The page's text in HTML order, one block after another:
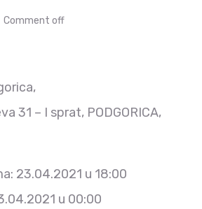
Comment off
31 – I sprat, PODGORICA,
23.04.2021 u 18:00
u 00:00